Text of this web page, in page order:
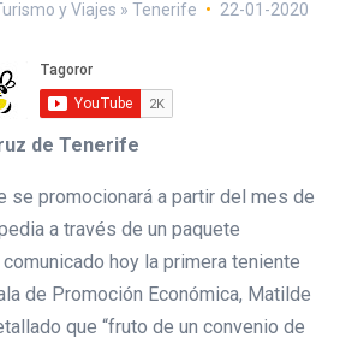
y Viajes » Tenerife 22-01-2020
de Tenerife
se promocionará a partir del mes de
a través de un paquete
hoy la primera teniente
de Promoción Económica, Matilde
que “fruto de un convenio de